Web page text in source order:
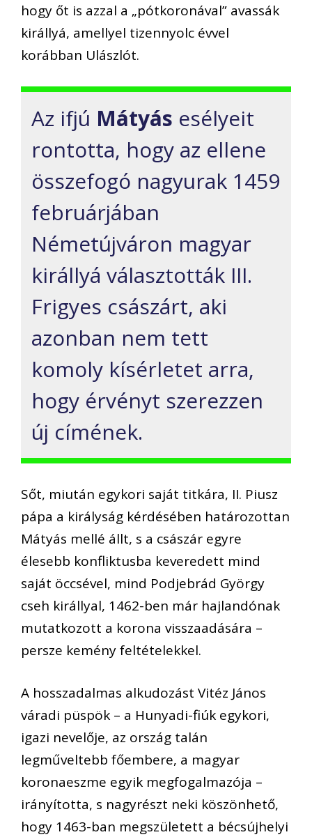
hogy őt is azzal a „pótkoronával” avassák
királlyá, amellyel tizennyolc évvel
korábban Ulászlót.
Az ifjú Mátyás esélyeit
rontotta, hogy az ellene
összefogó nagyurak 1459
februárjában
Németújváron magyar
királlyá választották III.
Frigyes császárt, aki
azonban nem tett
komoly kísérletet arra,
hogy érvényt szerezzen
új címének.
Sőt, miután egykori saját titkára, II. Piusz
pápa a királyság kérdésében határozottan
Mátyás mellé állt, s a császár egyre
élesebb konfliktusba keveredett mind
saját öccsével, mind Podjebrád György
cseh királlyal, 1462-ben már hajlandónak
mutatkozott a korona visszaadására –
persze kemény feltételekkel.
A hosszadalmas alkudozást Vitéz János
váradi püspök – a Hunyadi-fiúk egykori,
igazi nevelője, az ország talán
legműveltebb főembere, a magyar
koronaeszme egyik megfogalmazója –
irányította, s nagyrészt neki köszönhető,
hogy 1463-ban megszületett a bécsújhelyi